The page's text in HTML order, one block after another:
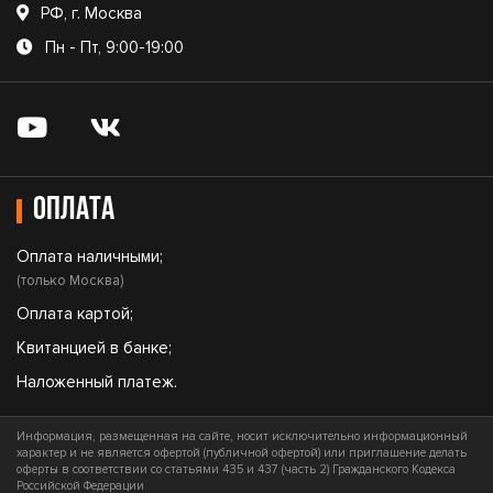
РФ, г. Москва
Пн - Пт, 9:00-19:00
Оплата
Оплата наличными;
(только Москва)
Оплата картой;
Квитанцией в банке;
Наложенный платеж.
Информация, размещенная на сайте, носит исключительно информационный
характер и не является офертой (публичной офертой) или приглашение делать
оферты в соответствии со статьями 435 и 437 (часть 2) Гражданского Кодекса
Российской Федерации